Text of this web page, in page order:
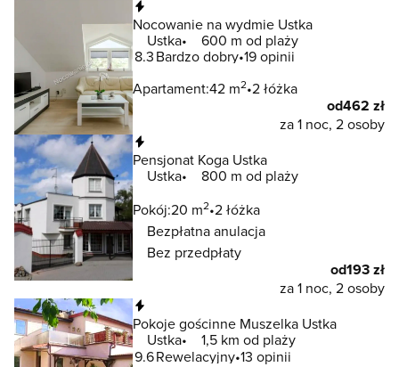
Nocowanie na wydmie Ustka
Ustka
600 m od plaży
8.3Bardzo dobry 19 opinii
Apartament:42 m2 2 łóżka
od462 zł
za 1 noc, 2 osoby
Pensjonat Koga Ustka
Ustka
800 m od plaży
Pokój:20 m2 2 łóżka
Bezpłatna anulacja
Bez przedpłaty
od193 zł
za 1 noc, 2 osoby
Pokoje gościnne Muszelka Ustka
Ustka
1,5 km od plaży
9.6Rewelacyjny 13 opinii